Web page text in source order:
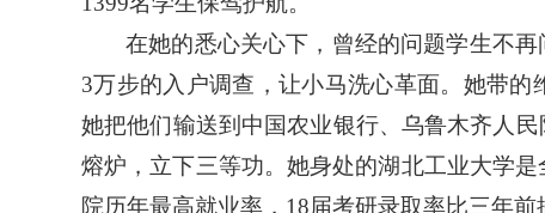
在她的悉心关心下，曾经的问题学生不
3万步的入户调查，让小马洗心革面。她带的
她把他们输送到中国农业银行、乌鲁木齐人
熔炉，立下三等功。她身处的湖北工业大学是
院历年最高就业率， 18届考研录取率比三年前